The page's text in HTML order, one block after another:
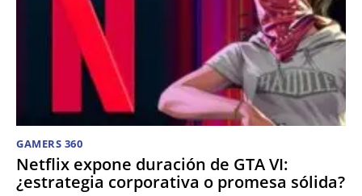
GAMERS 360
Netflix expone duración de GTA VI:
¿estrategia corporativa o promesa sólida?